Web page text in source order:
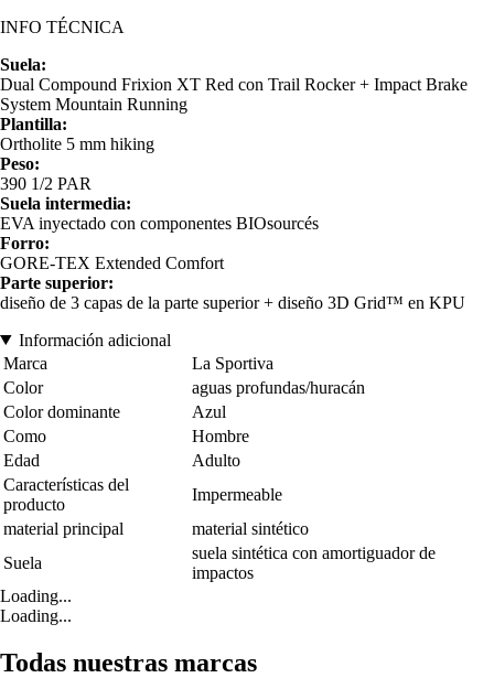
INFO TÉCNICA
Suela:
Dual Compound Frixion XT Red con Trail Rocker + Impact Brake
System Mountain Running
Plantilla:
Ortholite 5 mm hiking
Peso:
390 1/2 PAR
Suela intermedia:
EVA inyectado con componentes BIOsourcés
Forro:
GORE-TEX Extended Comfort
Parte superior:
diseño de 3 capas de la parte superior + diseño 3D Grid™ en KPU
Información adicional
Marca
La Sportiva
Color
aguas profundas/huracán
Color dominante
Azul
Como
Hombre
Edad
Adulto
Características del
producto
Impermeable
material principal
material sintético
Suela
suela sintética con amortiguador de
impactos
Loading...
Loading...
Todas nuestras marcas